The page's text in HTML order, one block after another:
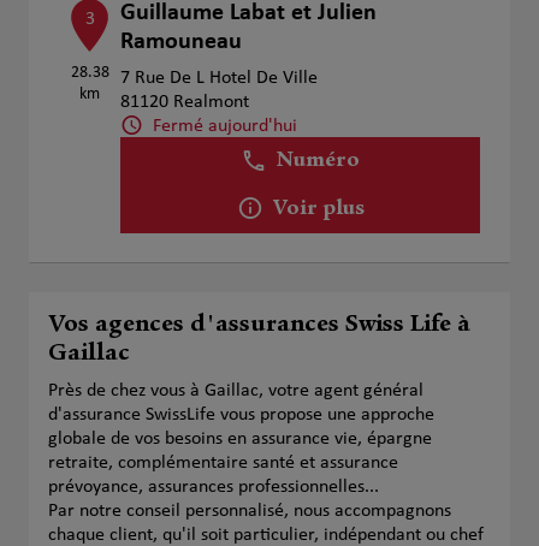
3
28.38
km
Guillaume Labat et Julien
Ramouneau
7 Rue De L Hotel De Ville
81120 Realmont
Fermé aujourd'hui
Numéro
Voir plus
Vos agences d'assurances Swiss Life à
Gaillac
Près de chez vous à Gaillac, votre agent général
d'assurance SwissLife vous propose une approche
globale de vos besoins en assurance vie, épargne
retraite, complémentaire santé et assurance
prévoyance, assurances professionnelles...
Par notre conseil personnalisé, nous accompagnons
chaque client, qu'il soit particulier, indépendant ou chef